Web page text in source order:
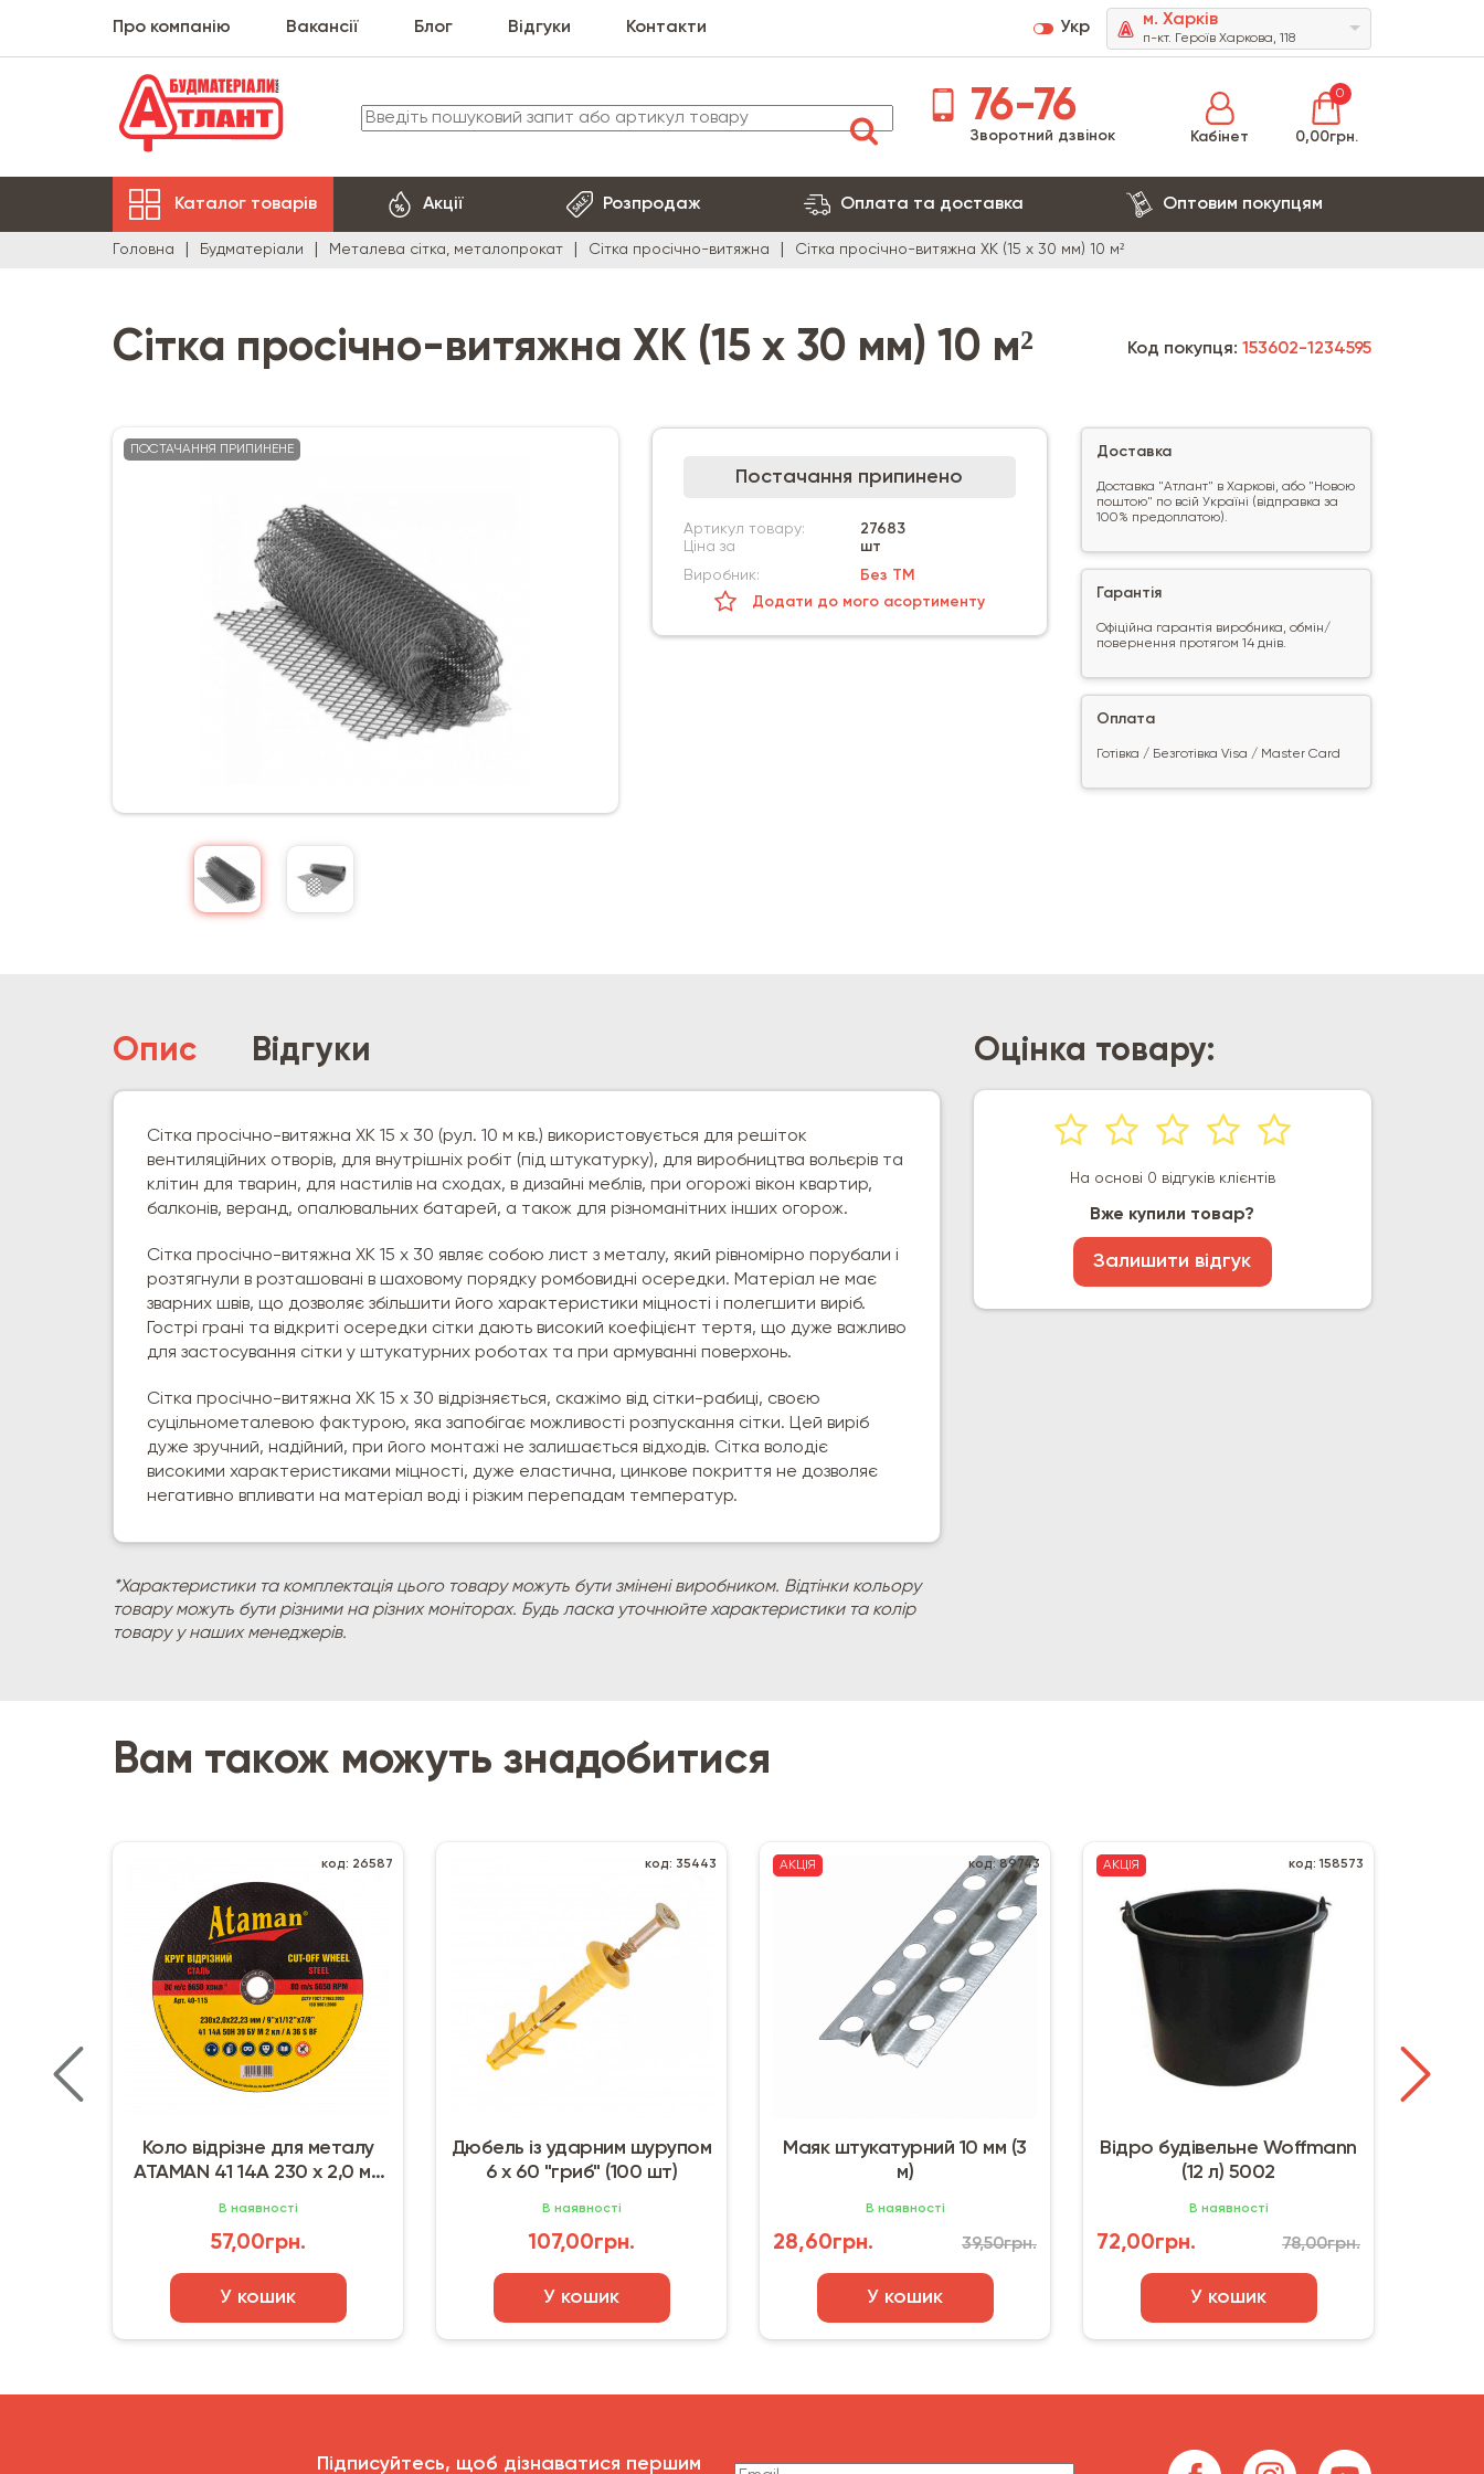
Про компанію Вакансії Блог Відгуки Контакти Укр м. Харків
п-кт. Героїв Харкова, 118
76-76
Зворотний дзвінок Кабінет
0
0,00грн.
Каталог товарів Акції Розпродаж Оплата та доставка Оптовим покупцям
Головна Будматеріали Металева сітка, металопрокат Сітка просічно-витяжна Сітка просічно-витяжна ХК (15 х 30 мм) 10 м²
Сітка просічно-витяжна ХК (15 х 30 мм) 10 м²
ПОСТАЧАННЯ ПРИПИНЕНЕ
Постачання припинено
Артикул товару:
27683
Ціна за
шт
Виробник:
Без ТМ
Додати до мого асортименту
Код покупця: 153602-1234595
Доставка
Доставка "Атлант" в Харкові, або "Новою
поштою" по всій Україні (відправка за
100% предоплатою).
Гарантія
Офіційна гарантія виробника, обмін/
повернення протягом 14 днів.
Оплата
Готівка / Безготівка Visa / Master Card
Опис Відгуки
Сітка просічно-витяжна ХК 15 х 30 (рул. 10 м кв.) використовується для решіток
вентиляційних отворів, для внутрішніх робіт (під штукатурку), для виробництва вольєрів та
клітин для тварин, для настилів на сходах, в дизайні меблів, при огорожі вікон квартир,
балконів, веранд, опалювальних батарей, а також для різноманітних інших огорож.
Сітка просічно-витяжна ХК 15 х 30 являє собою лист з металу, який рівномірно порубали і
розтягнули в розташовані в шаховому порядку ромбовидні осередки. Матеріал не має
зварних швів, що дозволяє збільшити його характеристики міцності і полегшити виріб.
Гострі грані та відкриті осередки сітки дають високий коефіцієнт тертя, що дуже важливо
для застосування сітки у штукатурних роботах та при армуванні поверхонь.
Сітка просічно-витяжна ХК 15 х 30 відрізняється, скажімо від сітки-рабиці, своєю
суцільнометалевою фактурою, яка запобігає можливості розпускання сітки. Цей виріб
дуже зручний, надійний, при його монтажі не залишається відходів. Сітка володіє
високими характеристиками міцності, дуже еластична, цинкове покриття не дозволяє
негативно впливати на матеріал воді і різким перепадам температур.
*Характеристики та комплектація цього товару можуть бути змінені виробником. Відтінки кольору
товару можуть бути різними на різних моніторах. Будь ласка уточнюйте характеристики та колір
товару у наших менеджерів.
Оцінка товару:
На основі 0 відгуків клієнтів
Вже купили товар?
Залишити відгук
Вам також можуть знадобитися
код: 26587
Коло відрізне для металу
ATAMAN 41 14А 230 х 2,0 мм
В наявності
57,00грн.
У кошик
код: 35443
Дюбель із ударним шурупом
6 х 60 "гриб" (100 шт)
В наявності
107,00грн.
У кошик
АКЦІЯ код: 89743
Маяк штукатурний 10 мм (3
м)
В наявності
28,60грн. 39,50грн.
У кошик
АКЦІЯ код: 158573
Відро будівельне Woffmann
(12 л) 5002
В наявності
72,00грн. 78,00грн.
У кошик
Підписуйтесь, щоб дізнаватися першим